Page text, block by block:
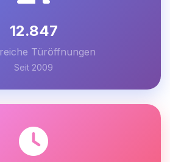
12.847
Türöffnungen
Seit 2009